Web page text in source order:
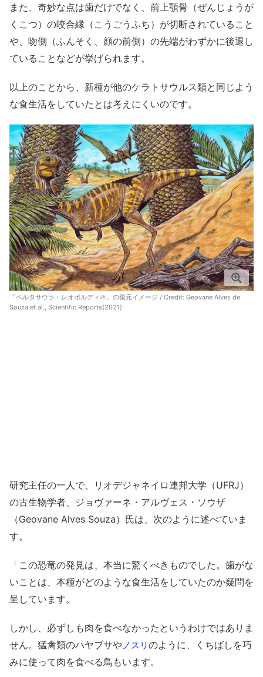
また、奇妙な点は歯だけでなく、前上顎骨（ぜんじょうが
くこつ）の咬合縁（こうごうふち）が切断されていること
や、吻側（ふんそく、顔の前側）の先端がわずかに後退し
ていることなどが挙げられます。
以上のことから、新種が他のケラトサウルス類と同じよう
な食生活をしていたとは考えにくいのです。
「ベルタサウラ・レオポルディネ」の復元イメージ / Credit: Geovane Alves de
Souza et al., Scientific Reports(2021)
研究主任の一人で、リオデジャネイロ連邦大学（UFRJ）
の古生物学者、ジョヴァーネ・アルヴェス・ソウザ
（Geovane Alves Souza）氏は、次のように述べていま
す。
「この恐竜の発見は、本当に驚くべきものでした。歯がな
いことは、本種がどのような食生活をしていたのか疑問を
呈しています。
しかし、必ずしも肉を食べなかったというわけではありま
せん。猛禽類のハヤブサや ノスリ のように、くちばしを巧
みに使って肉を食べる鳥もいます。